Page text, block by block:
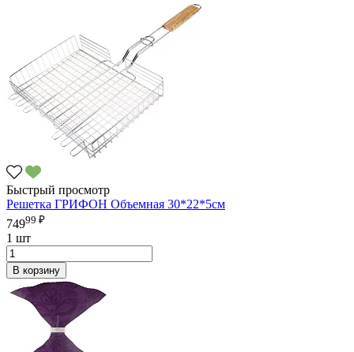
Быстрый просмотр
Решетка ГРИФОН Объемная 30*22*5см
74999 ₽
1 шт
В корзину